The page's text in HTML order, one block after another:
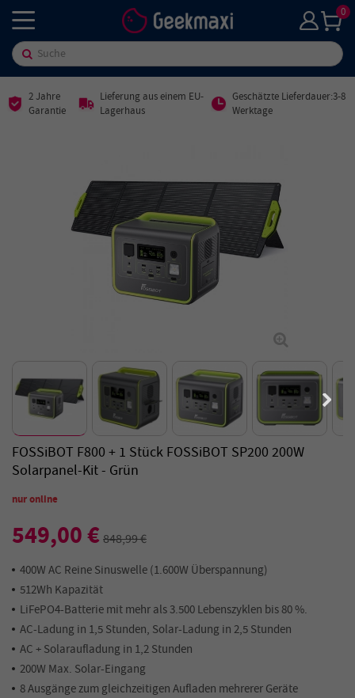
0
2 Jahre
Garantie
Lieferung aus einem EU-
Lagerhaus
Geschätzte Lieferdauer:3-8
Werktage
FOSSiBOT F800 + 1 Stück FOSSiBOT SP200 200W
Solarpanel-Kit - Grün
nur online
549,00 €848,99 €
400W AC Reine Sinuswelle (1.600W Überspannung)
512Wh Kapazität
LiFePO4-Batterie mit mehr als 3.500 Lebenszyklen bis 80 %.
AC-Ladung in 1,5 Stunden, Solar-Ladung in 2,5 Stunden
AC + Solaraufladung in 1,2 Stunden
200W Max. Solar-Eingang
8 Ausgänge zum gleichzeitigen Aufladen mehrerer Geräte